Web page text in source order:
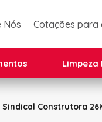
Nós Cotações para
Limpeza
Sindical Construtora